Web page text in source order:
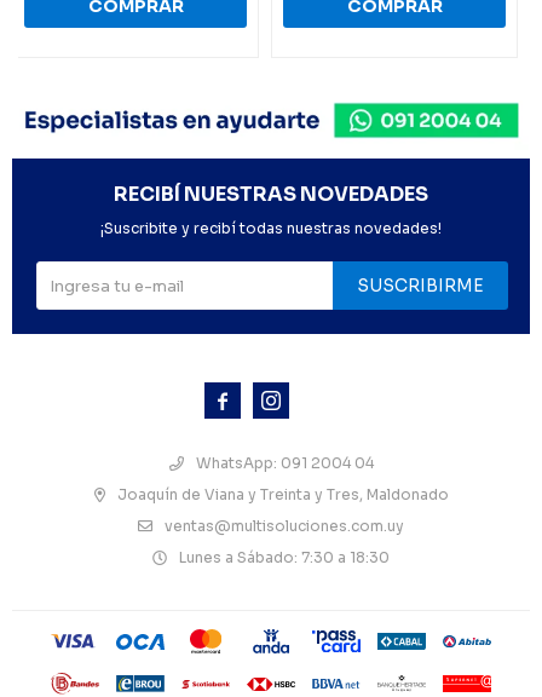
 
WhatsApp: 091 2004 04
Joaquín de Viana y Treinta y Tres, Maldonado
ventas@multisoluciones.com.uy
Lunes a Sábado: 7:30 a 18:30
RECIBÍ NUESTRAS NOVEDADES
¡Suscribite y recibí todas nuestras novedades!
SUSCRIBIRME